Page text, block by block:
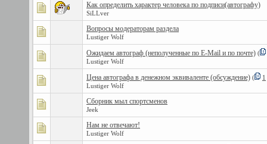
Как определить характер человека по подписи(автографу)
SiLLver
Вопросы модераторам раздела
Lustiger Wolf
Ожидаем автограф (неполученные по E-Mail и по почте) (
Lustiger Wolf
Цена автографа в денежном эквиваленте (обсуждение) (
1
Lustiger Wolf
Сборник мыл спортсменов
Jeek
Нам не отвечают!
Lustiger Wolf